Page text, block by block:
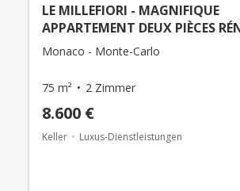
LE MILLEFIORI - MAGNIFIQUE
APPARTEMENT DEUX PIÈCES
Monaco - Monte-Carlo
75 m² 2 Zimmer
8.600 €
Keller Luxus-Dienstleistungen